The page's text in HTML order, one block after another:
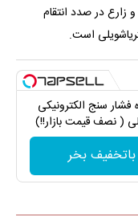
زارع در صدد انتقام
است.
فشار سنج الکترونیکی
( نصف قیمت بازار!!)
باتخفیف بخر